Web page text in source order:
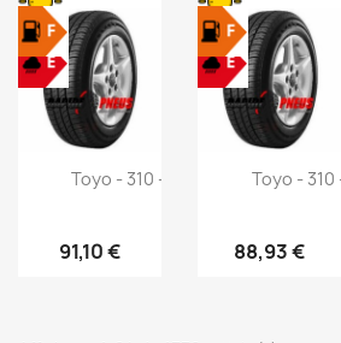
Toyo - 310 - 155R14 80S
91,10 €
Toyo - 310
88,93 €